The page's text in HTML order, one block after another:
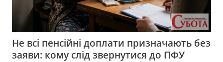
Не всі пенсійні доплати призначають без
заяви: кому слід звернутися до ПФУ